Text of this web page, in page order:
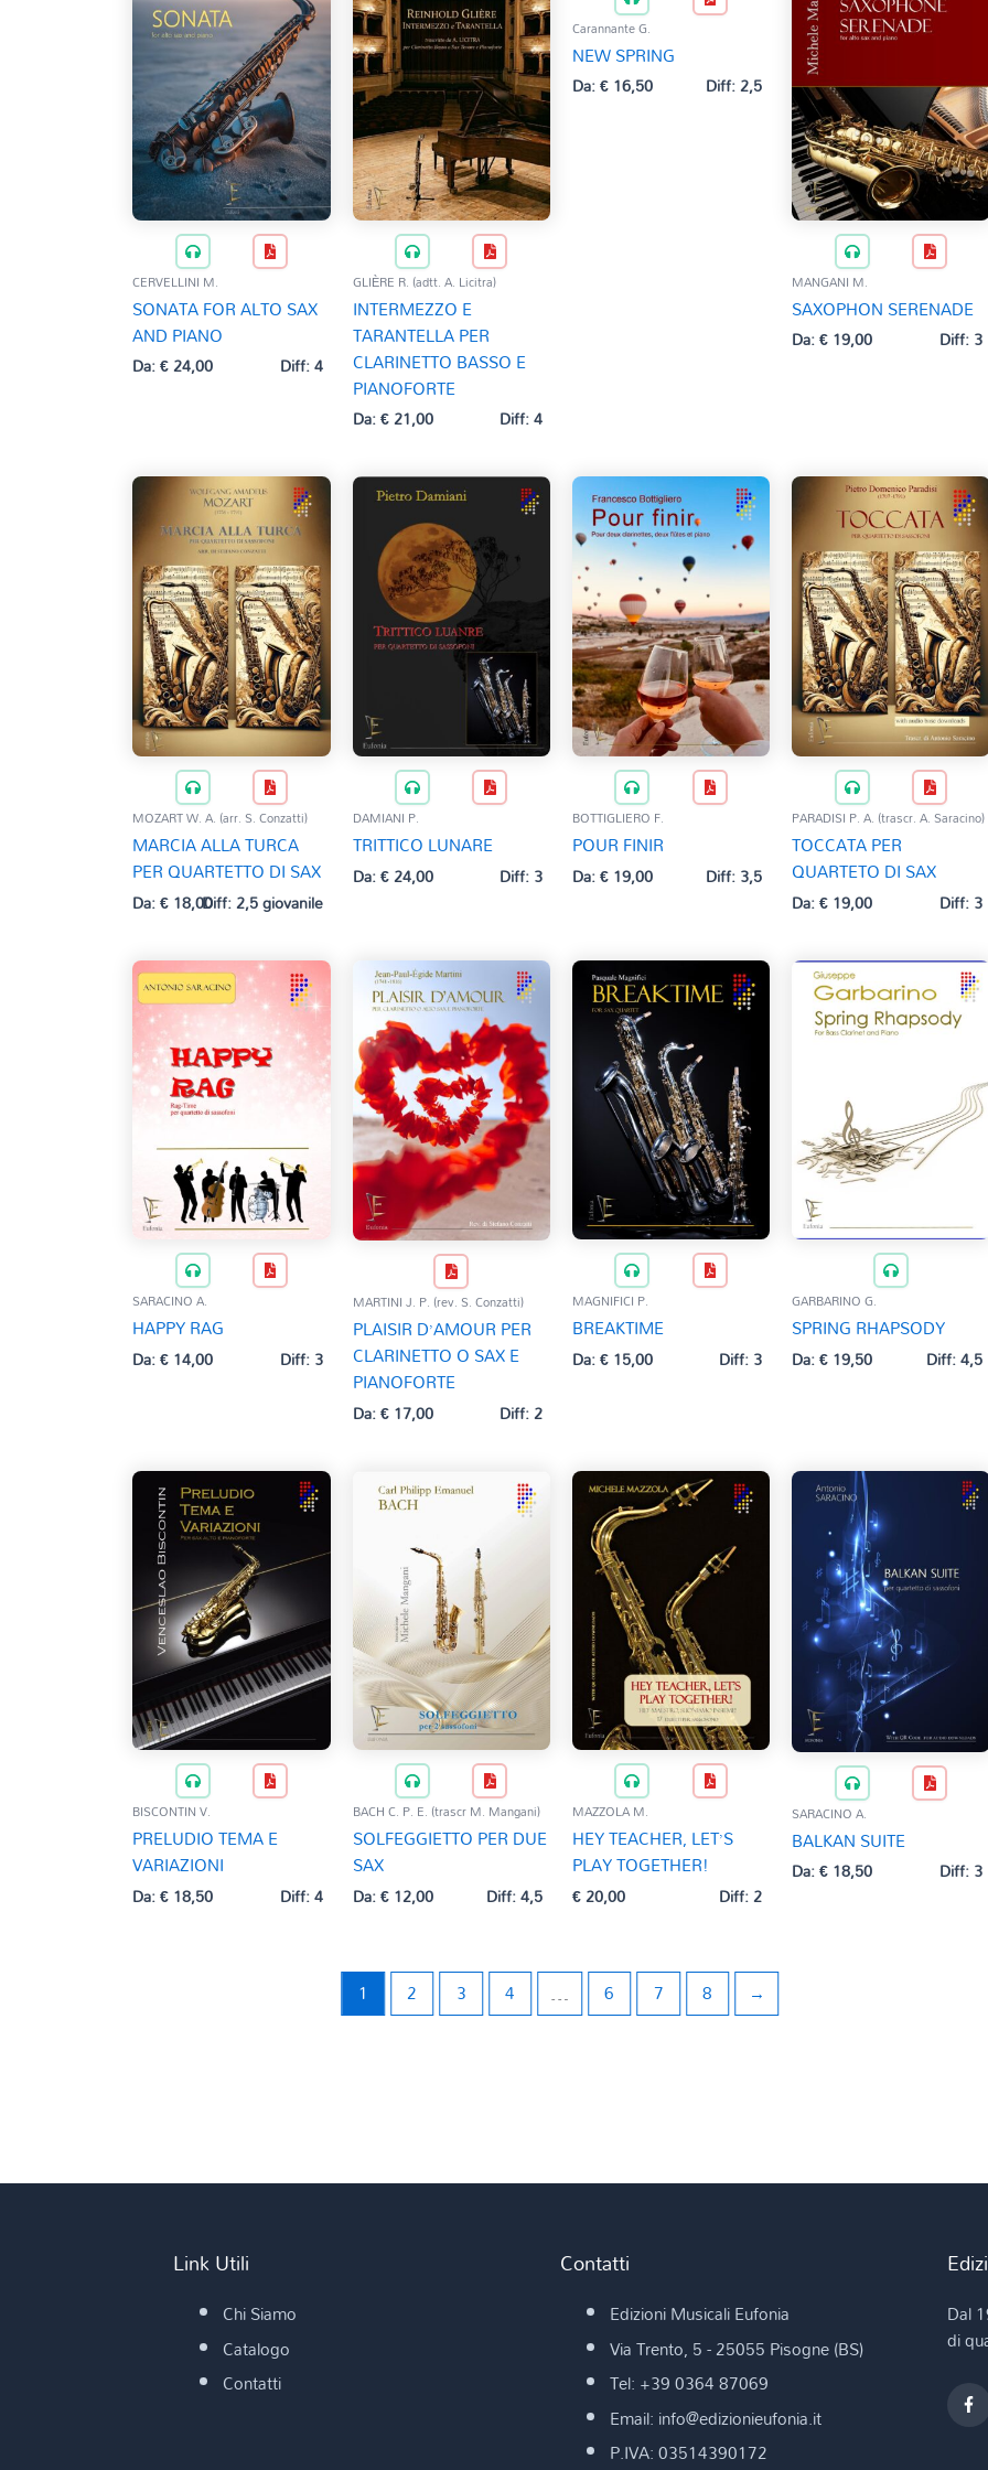
CERVELLINI M.
SONATA FOR ALTO SAX
AND PIANO
Da:€24,00 Diff: 4
GLIÈRE R. (adtt. A. Licitra)
INTERMEZZO E
TARANTELLA PER
CLARINETTO BASSO E
PIANOFORTE
Da:€21,00 Diff: 4
Carannante G.
NEW SPRING
Da:€16,50 Diff: 2,5
MANGANI M.
SAXOPHON SERENADE
Da:€19,00 Diff: 3
MOZART W. A. (arr. S. Conzatti)
MARCIA ALLA TURCA
PER QUARTETTO DI SAX
Da:€18,00Diff: 2,5 giovanile
DAMIANI P.
TRITTICO LUNARE
Da:€24,00 Diff: 3
BOTTIGLIERO F.
POUR FINIR
Da:€19,00 Diff: 3,5
PARADISI P. A. (trascr. A. Saracino)
TOCCATA PER
QUARTETO DI SAX
Da:€19,00 Diff: 3
SARACINO A.
HAPPY RAG
Da:€14,00 Diff: 3
MARTINI J. P. (rev. S. Conzatti)
PLAISIR D’AMOUR PER
CLARINETTO O SAX E
PIANOFORTE
Da:€17,00 Diff: 2
MAGNIFICI P.
BREAKTIME
Da:€15,00 Diff: 3
GARBARINO G.
SPRING RHAPSODY
Da:€19,50 Diff: 4,5
BISCONTIN V.
PRELUDIO TEMA E
VARIAZIONI
Da:€18,50 Diff: 4
BACH C. P. E. (trascr M. Mangani)
SOLFEGGIETTO PER DUE
SAX
Da:€12,00 Diff: 4,5
MAZZOLA M.
HEY TEACHER, LET’S
PLAY TOGETHER!
€20,00 Diff: 2
SARACINO A.
BALKAN SUITE
Da:€18,50 Diff: 3
1 2 3 4 … 6 7 8 →
Link Utili
Chi Siamo
Catalogo
Contatti
Contatti
Edizioni Musicali Eufonia
Via Trento, 5 - 25055 Pisogne (BS)
Tel: +39 0364 87069
Email: info@edizionieufonia.it
P.IVA: 03514390172
Dal
di